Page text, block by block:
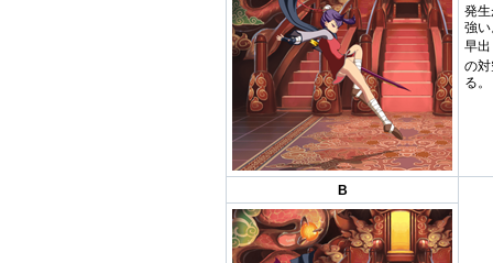
発
強い
早
の
る。
B